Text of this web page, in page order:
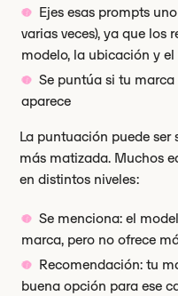
Ejes esas prompts
varias veces), ya que los
modelo, la ubicación y
Se puntúa si tu
aparece
La puntuación puede ser
más matizada. Muchos
en distintos niveles:
Se menciona: el
marca, pero no ofrece
Recomendación: tu
buena opción para ese